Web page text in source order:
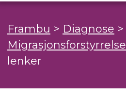
Frambu > Diagnose >
Migrasjonsforstyrrelse
lenker